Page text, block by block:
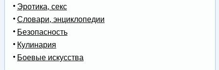
Эротика, секс
Словари, энциклопедии
Безопасность
Кулинария
Боевые искусства